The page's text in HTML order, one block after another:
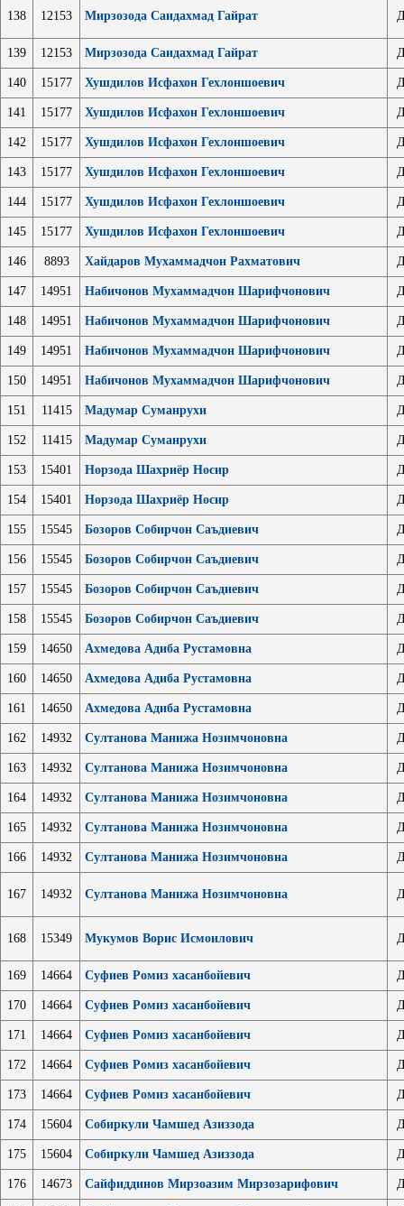
138 12153 Мирзозода Саидахмад Гайрат
139 12153 Мирзозода Саидахмад Гайрат
140 15177 Хушдилов Исфахон Гехлоншоевич
141 15177 Хушдилов Исфахон Гехлоншоевич
142 15177 Хушдилов Исфахон Гехлоншоевич
143 15177 Хушдилов Исфахон Гехлоншоевич
144 15177 Хушдилов Исфахон Гехлоншоевич
145 15177 Хушдилов Исфахон Гехлоншоевич
146 8893 Хайдаров Мухаммадчон Рахматович
147 14951 Набичонов Мухаммадчон Шарифчонович
148 14951 Набичонов Мухаммадчон Шарифчонович
149 14951 Набичонов Мухаммадчон Шарифчонович
150 14951 Набичонов Мухаммадчон Шарифчонович
151 11415 Мадумар Суманрухи
152 11415 Мадумар Суманрухи
153 15401 Норзода Шахриёр Носир
154 15401 Норзода Шахриёр Носир
155 15545 Бозоров Собирчон Саъдиевич
156 15545 Бозоров Собирчон Саъдиевич
157 15545 Бозоров Собирчон Саъдиевич
158 15545 Бозоров Собирчон Саъдиевич
159 14650 Ахмедова Адиба Рустамовна
160 14650 Ахмедова Адиба Рустамовна
161 14650 Ахмедова Адиба Рустамовна
162 14932 Султанова Манижа Нозимчоновна
163 14932 Султанова Манижа Нозимчоновна
164 14932 Султанова Манижа Нозимчоновна
165 14932 Султанова Манижа Нозимчоновна
166 14932 Султанова Манижа Нозимчоновна
167 14932 Султанова Манижа Нозимчоновна
168 15349 Мукумов Ворис Исмоилович
169 14664 Суфиев Ромиз хасанбойевич
170 14664 Суфиев Ромиз хасанбойевич
171 14664 Суфиев Ромиз хасанбойевич
172 14664 Суфиев Ромиз хасанбойевич
173 14664 Суфиев Ромиз хасанбойевич
174 15604 Собиркули Чамшед Азиззода
175 15604 Собиркули Чамшед Азиззода
176 14673 Сайфиддинов Мирзоазим Мирзозарифович